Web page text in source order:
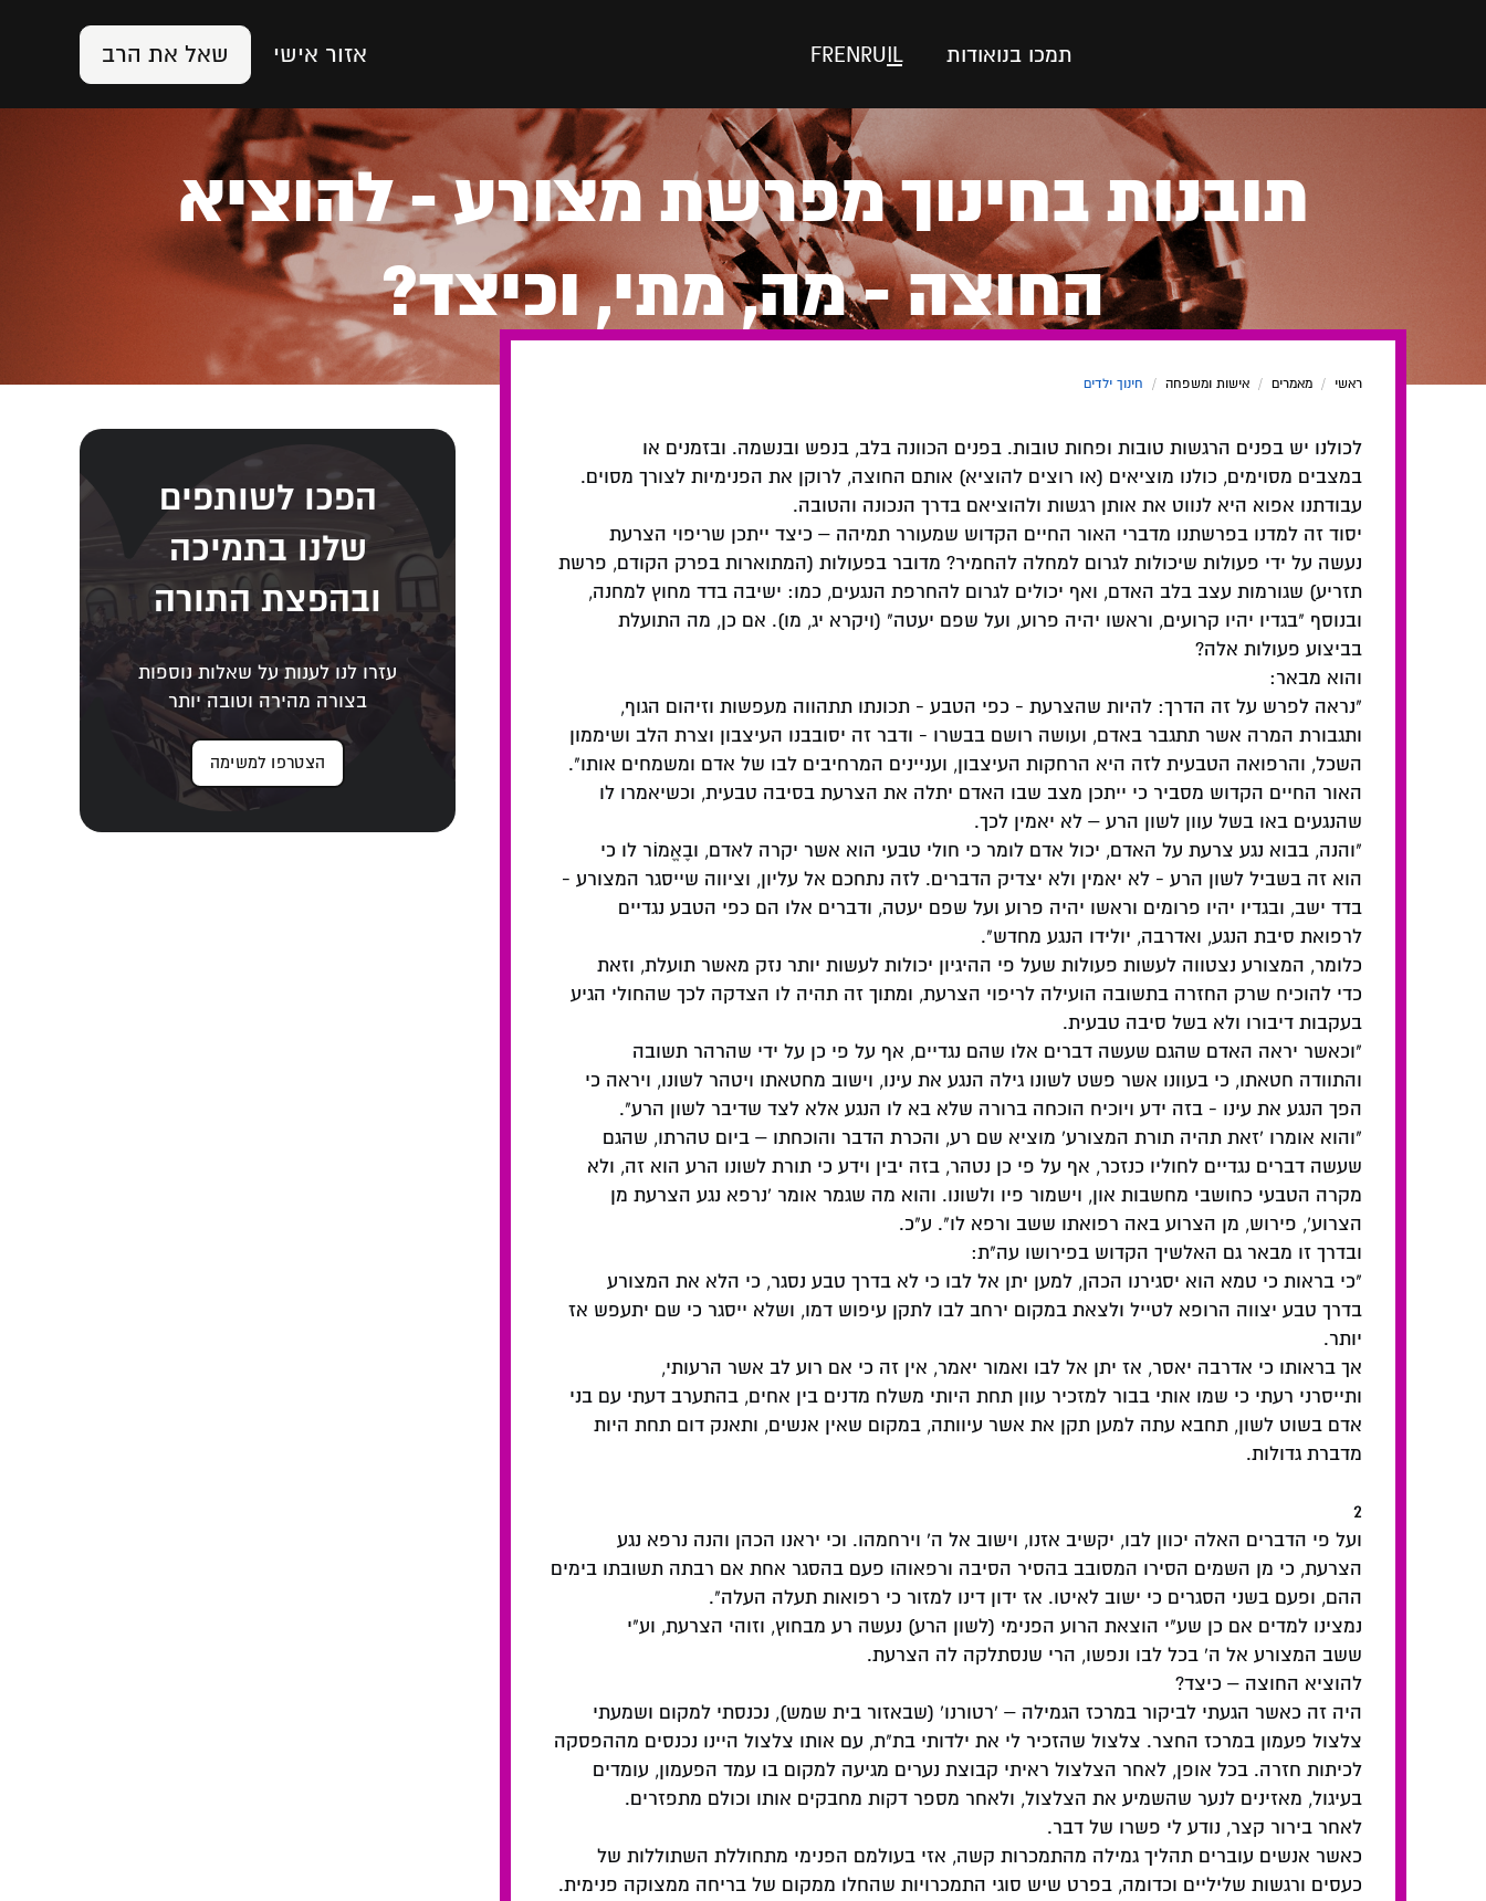
תמכו בנואודות IL
RU
EN
FR אזור אישי שאל את הרב
תובנות בחינוך מפרשת מצורע - להוציא
החוצה - מה, מתי, וכיצד?
ראשי / מאמרים / אישות ומשפחה / חינוך ילדים
לכולנו יש בפנים הרגשות טובות ופחות טובות. בפנים הכוונה בלב, בנפש ובנשמה. ובזמנים או
במצבים מסוימים, כולנו מוציאים (או רוצים להוציא) אותם החוצה, לרוקן את הפנימיות לצורך מסוים.
עבודתנו אפוא היא לנווט את אותן רגשות ולהוציאם בדרך הנכונה והטובה.
יסוד זה למדנו בפרשתנו מדברי האור החיים הקדוש שמעורר תמיהה – כיצד ייתכן שריפוי הצרעת
נעשה על ידי פעולות שיכולות לגרום למחלה להחמיר? מדובר בפעולות (המתוארות בפרק הקודם, פרשת
תזריע) שגורמות עצב בלב האדם, ואף יכולים לגרום להחרפת הנגעים, כמו: ישיבה בדד מחוץ למחנה,
ובנוסף "בגדיו יהיו קרועים, וראשו יהיה פרוע, ועל שפם יעטה" (ויקרא יג, מו). אם כן, מה התועלת
בביצוע פעולות אלה?
והוא מבאר:
"נראה לפרש על זה הדרך: להיות שהצרעת - כפי הטבע - תכונתו תתהווה מעפשות וזיהום הגוף,
ותגבורת המרה אשר תתגבר באדם, ועושה רושם בבשרו - ודבר זה יסובבנו העיצבון וצרת הלב ושיממון
השכל, והרפואה הטבעית לזה היא הרחקות העיצבון, ועניינים המרחיבים לבו של אדם ומשמחים אותו".
האור החיים הקדוש מסביר כי ייתכן מצב שבו האדם יתלה את הצרעת בסיבה טבעית, וכשיאמרו לו
שהנגעים באו בשל עוון לשון הרע – לא יאמין לכך.
"והנה, בבוא נגע צרעת על האדם, יכול אדם לומר כי חולי טבעי הוא אשר יקרה לאדם, ובֶאֱמוֹר לו כי
הוא זה בשביל לשון הרע - לא יאמין ולא יצדיק הדברים. לזה נתחכם אל עליון, וציווה שייסגר המצורע -
בדד ישב, ובגדיו יהיו פרומים וראשו יהיה פרוע ועל שפם יעטה, ודברים אלו הם כפי הטבע נגדיים
לרפואת סיבת הנגע, ואדרבה, יולידו הנגע מחדש".
כלומר, המצורע נצטווה לעשות פעולות שעל פי ההיגיון יכולות לעשות יותר נזק מאשר תועלת, וזאת
כדי להוכיח שרק החזרה בתשובה הועילה לריפוי הצרעת, ומתוך זה תהיה לו הצדקה לכך שהחולי הגיע
בעקבות דיבורו ולא בשל סיבה טבעית.
"וכאשר יראה האדם שהגם שעשה דברים אלו שהם נגדיים, אף על פי כן על ידי שהרהר תשובה
והתוודה חטאתו, כי בעוונו אשר פשט לשונו גילה הנגע את עינו, וישוב מחטאתו ויטהר לשונו, ויראה כי
הפך הנגע את עינו - בזה ידע ויוכיח הוכחה ברורה שלא בא לו הנגע אלא לצד שדיבר לשון הרע".
"והוא אומרו 'זאת תהיה תורת המצורע' מוציא שם רע, והכרת הדבר והוכחתו – ביום טהרתו, שהגם
שעשה דברים נגדיים לחוליו כנזכר, אף על פי כן נטהר, בזה יבין וידע כי תורת לשונו הרע הוא זה, ולא
מקרה הטבעי כחושבי מחשבות און, וישמור פיו ולשונו. והוא מה שגמר אומר 'נרפא נגע הצרעת מן
הצרוע', פירוש, מן הצרוע באה רפואתו ששב ורפא לו". ע"כ.
ובדרך זו מבאר גם האלשיך הקדוש בפירושו עה"ת:
"כי בראות כי טמא הוא יסגירנו הכהן, למען יתן אל לבו כי לא בדרך טבע נסגר, כי הלא את המצורע
בדרך טבע יצווה הרופא לטייל ולצאת במקום ירחב לבו לתקן עיפוש דמו, ושלא ייסגר כי שם יתעפש אז
יותר.
אך בראותו כי אדרבה יאסר, אז יתן אל לבו ואמור יאמר, אין זה כי אם רוע לב אשר הרעותי,
ותייסרני רעתי כי שמו אותי בבור למזכיר עוון תחת היותי משלח מדנים בין אחים, בהתערב דעתי עם בני
אדם בשוט לשון, תחבא עתה למען תקן את אשר עיוותה, במקום שאין אנשים, ותאנק דום תחת היות
מדברת גדולות.
2
ועל פי הדברים האלה יכוון לבו, יקשיב אזנו, וישוב אל ה' וירחמהו. וכי יראנו הכהן והנה נרפא נגע
הצרעת, כי מן השמים הסירו המסובב בהסיר הסיבה ורפאוהו פעם בהסגר אחת אם רבתה תשובתו בימים
ההם, ופעם בשני הסגרים כי ישוב לאיטו. אז ידון דינו למזור כי רפואות תעלה העלה".
נמצינו למדים אם כן שע"י הוצאת הרוע הפנימי (לשון הרע) נעשה רע מבחוץ, וזוהי הצרעת, וע"י
ששב המצורע אל ה' בכל לבו ונפשו, הרי שנסתלקה לה הצרעת.
להוציא החוצה – כיצד?
היה זה כאשר הגעתי לביקור במרכז הגמילה – 'רטורנו' (שבאזור בית שמש), נכנסתי למקום ושמעתי
צלצול פעמון במרכז החצר. צלצול שהזכיר לי את ילדותי בת"ת, עם אותו צלצול היינו נכנסים מההפסקה
לכיתות חזרה. בכל אופן, לאחר הצלצול ראיתי קבוצת נערים מגיעה למקום בו עמד הפעמון, עומדים
בעיגול, מאזינים לנער שהשמיע את הצלצול, ולאחר מספר דקות מחבקים אותו וכולם מתפזרים.
לאחר בירור קצר, נודע לי פשרו של דבר.
כאשר אנשים עוברים תהליך גמילה מהתמכרות קשה, אזי בעולמם הפנימי מתחוללת השתוללות של
כעסים ורגשות שליליים וכדומה, בפרט שיש סוגי התמכרויות שהחלו ממקום של בריחה ממצוקה פנימית.
הפכו לשותפים
שלנו בתמיכה
ובהפצת התורה
עזרו לנו לענות על שאלות נוספות
בצורה מהירה וטובה יותר
הצטרפו למשימה